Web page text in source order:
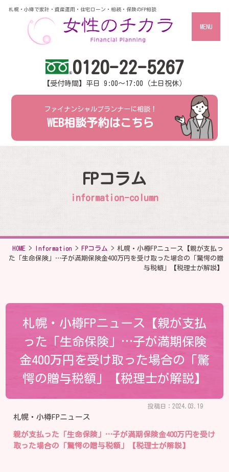
札幌・小樽で家計・資産運用・住宅ローン・相続・保険のFP相談
MENU
0120-22-5267
【受付時間】平日 9:00～17:00（土日祝休）
ファイナンシャルプランナーに相談！
WEB相談予約はこちら
FPコラム
information-column
HOME> Information > FPコラム > 札幌・小樽FPニュース【親が支払っ
た「生命保険」…子が満期保険金400万円を受け取った場合の「驚愕の贈
与税額」【税理士が解説】
札幌・小樽FPニュース【親が支払
った「生命保険」…子が満期保険
金400万円を受け取った場合の「驚
愕の贈与税額」【税理士が解説】
投稿日：2024.03.19
札幌・小樽FPニュース
親が支払った「生命保険」…子が満期保険金400万円を受け
取った場合の「驚愕の贈与税額」【税理士が解説】